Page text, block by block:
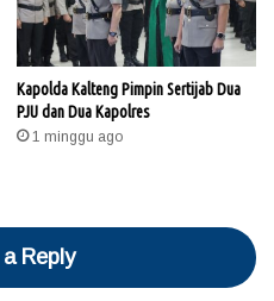
Kapolda Kalteng Pimpin Sertijab Dua
PJU dan Dua Kapolres
1 minggu ago
Reply